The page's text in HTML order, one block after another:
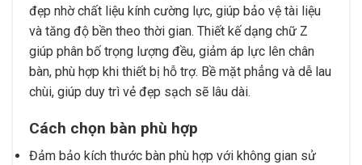
đẹp nhờ chất liệu kính cường lực, giúp bảo vệ tài liệu
và tăng độ bền theo thời gian. Thiết kế dạng chữ Z
giúp phân bố trọng lượng đều, giảm áp lực lên chân
bàn, phù hợp khi thiết bị hỗ trợ. Bề mặt phẳng và dễ lau
chùi, giúp duy trì vẻ đẹp sạch sẽ lâu dài.
Cách chọn bàn phù hợp
Đảm bảo kích thước bàn phù hợp với không gian sử